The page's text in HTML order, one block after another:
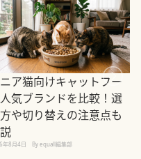
ア猫向けキャットフー
気ブランドを比較！選
や切り替えの注意点も
年8月4日 By equall編集部